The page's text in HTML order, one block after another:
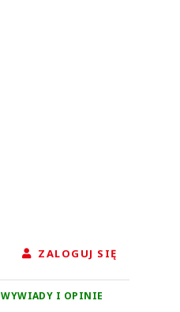
ZALOGUJ SIĘ
WYWIADY I OPINIE